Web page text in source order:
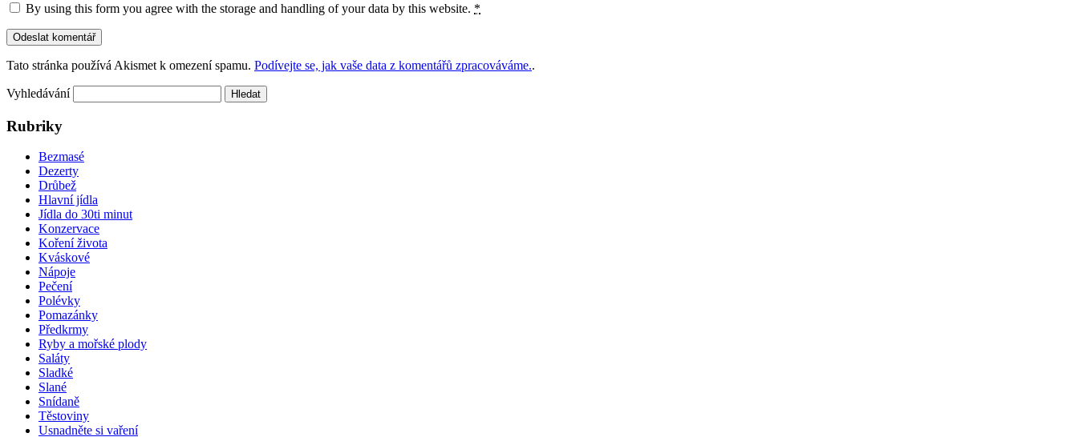
By using this form you agree with the storage and handling of your data by this website. *
Tato stránka používá Akismet k omezení spamu. Podívejte se, jak vaše data z komentářů zpracováváme..
Vyhledávání
Rubriky
Bezmasé
Dezerty
Drůbež
Hlavní jídla
Jídla do 30ti minut
Konzervace
Koření života
Kváskové
Nápoje
Pečení
Polévky
Pomazánky
Předkrmy
Ryby a mořské plody
Saláty
Sladké
Slané
Snídaně
Těstoviny
Usnadněte si vaření